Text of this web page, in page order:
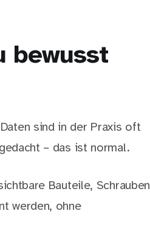
bewusst
sind in der Praxis oft
– das ist normal.
Bauteile, Schrauben
werden, ohne